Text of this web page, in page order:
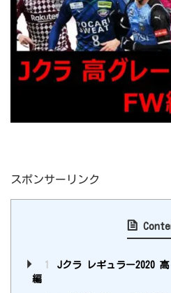
スポンサーリンク
1
Jクラ レギュラー2020 高
編